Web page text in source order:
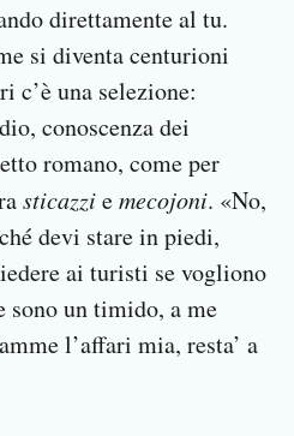
direttamente al tu.
si diventa centurioni
c’è una selezione:
conoscenza dei
romano, come per
sticazziemecojoni. «No,
devi stare in piedi,
ai turisti se vogliono
sono un timido, a me
l’affari mia, resta’ a